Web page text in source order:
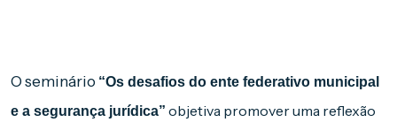
O seminário “Os desafios do ente federativo municipal
e a segurança jurídica” objetiva promover uma reflexão